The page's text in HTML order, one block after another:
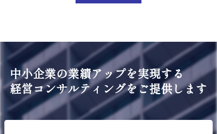
中小企業の業績アップを実現する
経営コンサルティングをご提供します